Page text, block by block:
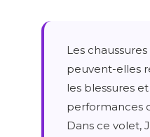
Les
peuvent-elles
les blessures
performances
Dans ce volet,